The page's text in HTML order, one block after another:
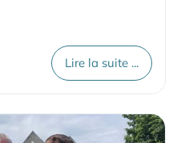
Lire la suite ...